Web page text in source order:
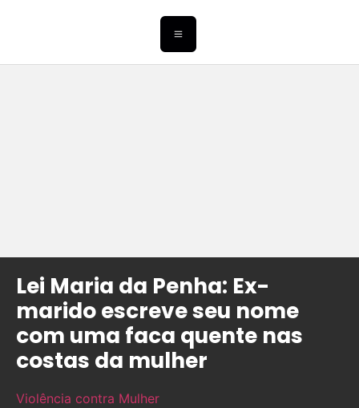
Lei Maria da Penha: Ex-
marido escreve seu nome
com uma faca quente nas
costas da mulher
Violência contra Mulher